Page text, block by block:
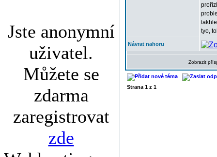
Jste anonymní
uživatel.
Můžete se
zdarma
zaregistrovat
zde
tyo,
Návrat nahoru
Zobrazit
Strana 1 z 1